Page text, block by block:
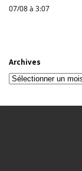
07/08 à 3:07
Archives
Archives